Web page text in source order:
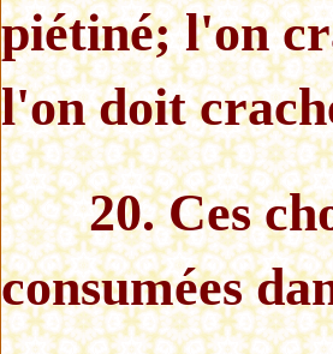
piétiné; l'on
l'on doit
20. Ces
consumées